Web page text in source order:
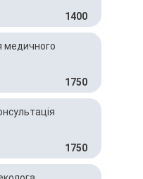
1400
медичного
1750
1750